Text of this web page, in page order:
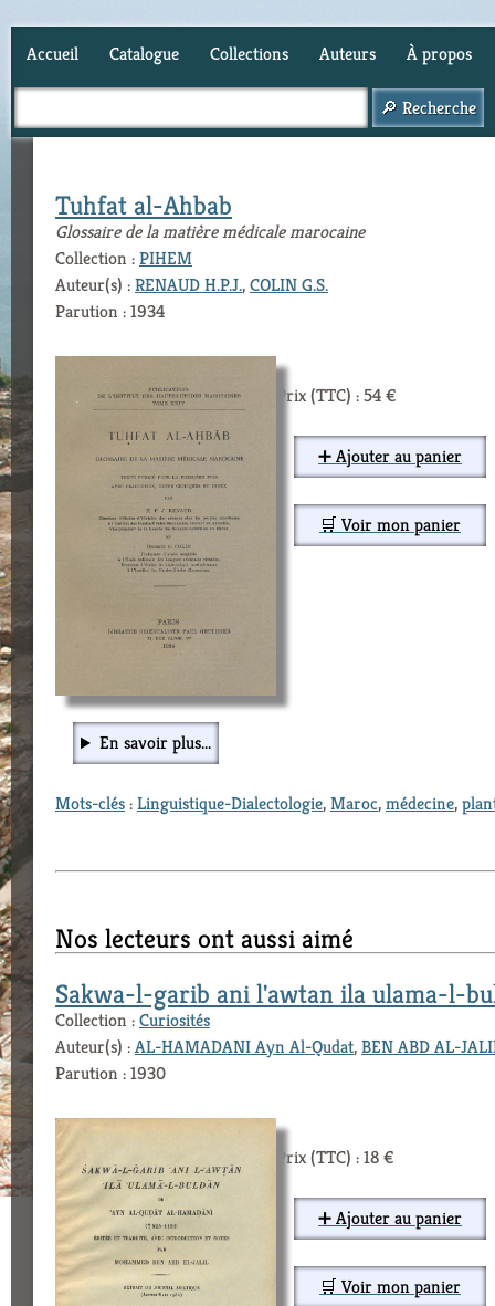
Accueil Catalogue Collections Auteurs À propos
Tuhfat al-Ahbab
Glossaire de la matière médicale marocaine
Collection :PIHEM
Auteur(s) :RENAUD H.P.J.,COLIN G.S.
Parution : 1934
Prix (TTC) : 54 €
➕ Ajouter au panier
🛒 Voir mon panier
En savoir plus...
Mots-clés:Linguistique-Dialectologie,Maroc,médecine,
Nos lecteurs ont aussi aimé
Sakwa-l-garib ani l'awtan ila ulama-l-
Collection :Curiosités
Auteur(s) :AL-HAMADANI Ayn Al-Qudat,BEN ABD AL-
Parution : 1930
Prix (TTC) : 18 €
➕ Ajouter au panier
🛒 Voir mon panier